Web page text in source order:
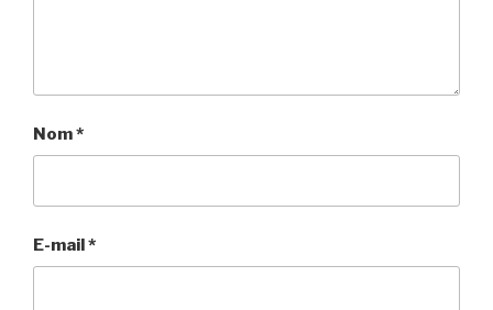
Nom*
E-mail*